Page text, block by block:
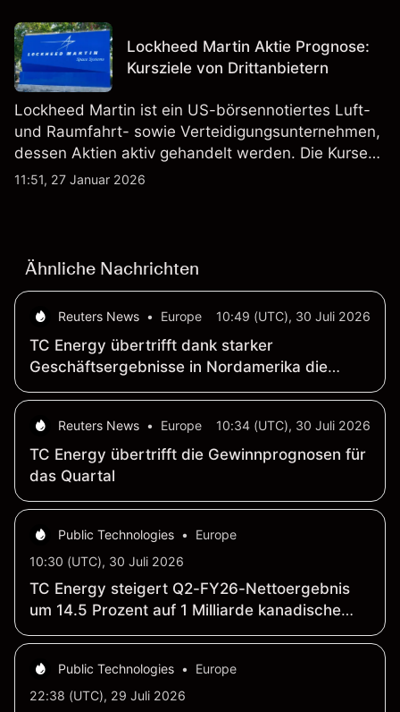
Märkten umfasst.
Lockheed Martin Aktie Prognose:
Kursziele von Drittanbietern
Lockheed Martin ist ein US-börsennotiertes Luft-
und Raumfahrt- sowie Verteidigungsunternehmen,
dessen Aktien aktiv gehandelt werden. Die Kurse
werden von Unternehmensergebnissen,
11:51, 27 Januar 2026
Ähnliche Nachrichten
Reuters News • Europe 10:49 (UTC), 30 Juli 2026
TC Energy übertrifft dank starker
Geschäftsergebnisse in Nordamerika die
Quartalsgewinnprognosen
Reuters News • Europe 10:34 (UTC), 30 Juli 2026
TC Energy übertrifft die Gewinnprognosen für
das Quartal
Public Technologies •
Europe
10:30 (UTC), 30 Juli 2026
TC Energy steigert Q2-FY26-Nettoergebnis
um 14.5 Prozent auf 1 Milliarde kanadische
Dollar; vergleichbares EBITDA (Non-GAAP)
kanadische Dollar
Public Technologies •
Europe
22:38 (UTC), 29 Juli 2026